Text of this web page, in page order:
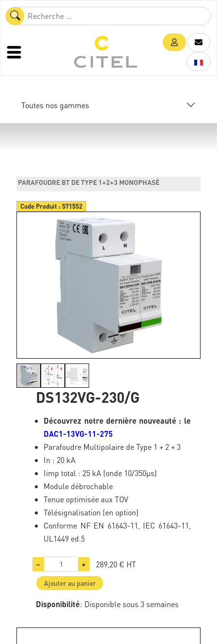
Toutes nos gammes
PARAFOUDRE BT DE TYPE 1+2+3 MONOPHASÉ
Code Produit :571552
DS132VG-230/G
Découvrez notre dernière nouveauté : le
DAC1-13VG-11-275
Parafoudre Multipolaire de Type 1 + 2 + 3
In : 20 kA
Iimp total : 25 kA (onde 10/350µs)
Module débrochable
Tenue optimisée aux TOV
Télésignalisation (en option)
Conforme NF EN 61643-11, IEC 61643-11,
UL1449 ed.5
− + 289,20 € HT
Ajouter au panier
Disponibilité: Disponible sous 3 semaines